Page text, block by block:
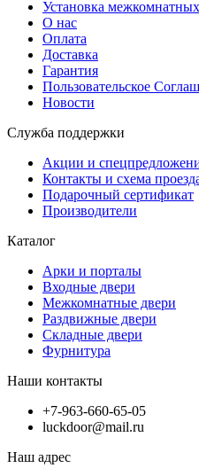
Установка
О нас
Оплата
Доставка
Гарантия
Пользовательское
Новости
Служба поддержки
Акции и
Контакты и схема
Подарочный сертификат
Производители
Каталог
Арки и порталы
Входные двери
Межкомнатные двери
Раздвижные двери
Складные двери
Фурнитура
Наши контакты
+7-963-660-65-05
luckdoor@mail.ru
Наш адрес